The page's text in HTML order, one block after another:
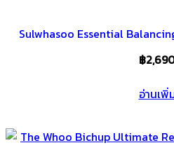
Sulwhasoo Essential
฿
อ่านเพิ่